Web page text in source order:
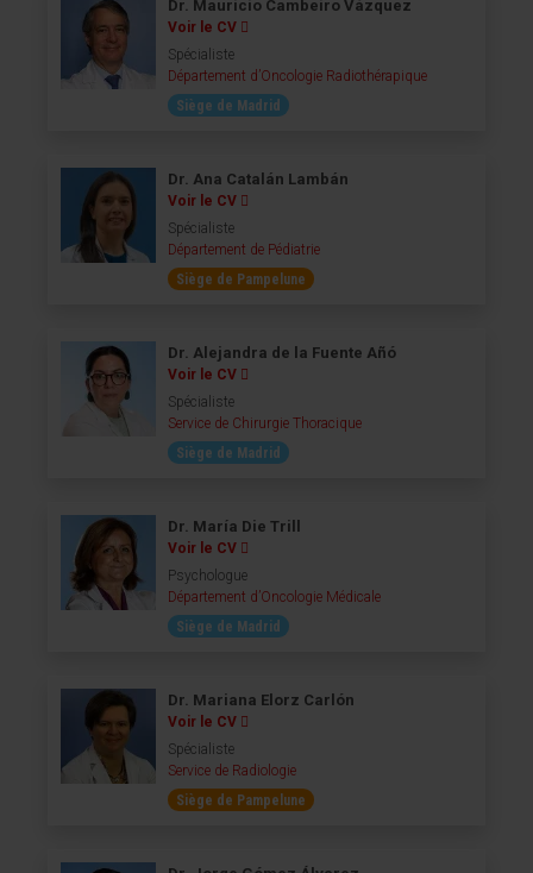
Dr. Mauricio Cambeiro Vázquez
Voir le CV
Spécialiste
Département d’Oncologie Radiothérapique
Siège de Madrid
Dr. Ana Catalán Lambán
Voir le CV
Spécialiste
Département de Pédiatrie
Siège de Pampelune
Dr. Alejandra de la Fuente Añó
Voir le CV
Spécialiste
Service de Chirurgie Thoracique
Siège de Madrid
Dr. María Die Trill
Voir le CV
Psychologue
Département d’Oncologie Médicale
Siège de Madrid
Dr. Mariana Elorz Carlón
Voir le CV
Spécialiste
Service de Radiologie
Siège de Pampelune